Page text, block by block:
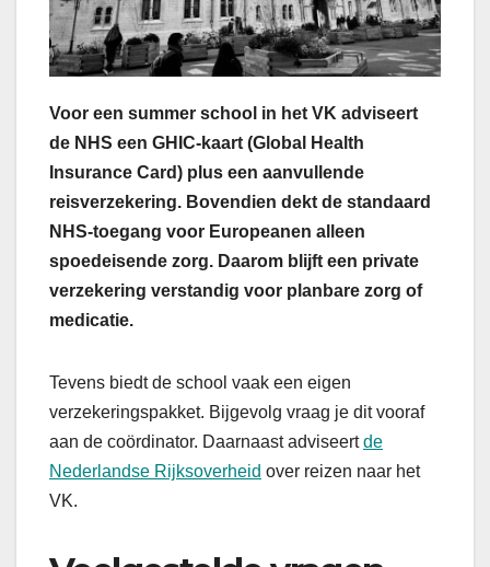
Voor een summer school in het VK adviseert
de NHS een GHIC-kaart (Global Health
Insurance Card) plus een aanvullende
reisverzekering. Bovendien dekt de standaard
NHS-toegang voor Europeanen alleen
spoedeisende zorg. Daarom blijft een private
verzekering verstandig voor planbare zorg of
medicatie.
Tevens biedt de school vaak een eigen
verzekeringspakket. Bijgevolg vraag je dit vooraf
aan de coördinator. Daarnaast adviseertde
Nederlandse Rijksoverheid over reizen naar het
VK.